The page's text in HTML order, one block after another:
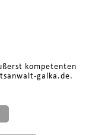
kompetenten
galka.de.